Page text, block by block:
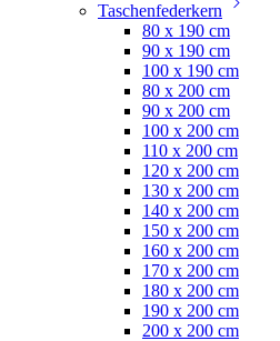
Taschenfederkern
80 x 190 cm
90 x 190 cm
100 x 190 cm
80 x 200 cm
90 x 200 cm
100 x 200 cm
110 x 200 cm
120 x 200 cm
130 x 200 cm
140 x 200 cm
150 x 200 cm
160 x 200 cm
170 x 200 cm
180 x 200 cm
190 x 200 cm
200 x 200 cm